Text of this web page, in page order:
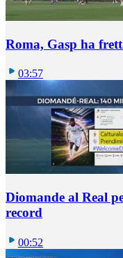
Roma, Gasp ha
03:57
Diomande al Real
record
00:52